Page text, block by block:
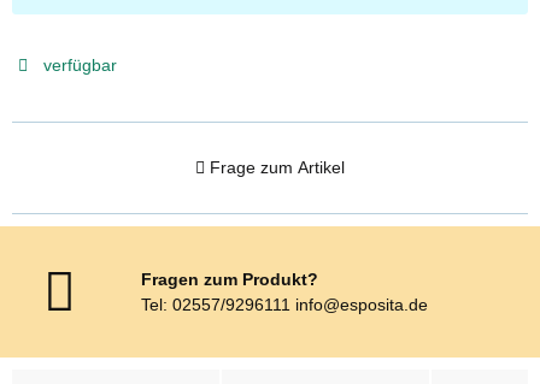
verfügbar
Frage zum Artikel
Fragen zum Produkt?
Tel: 02557/9296111 info@esposita.de